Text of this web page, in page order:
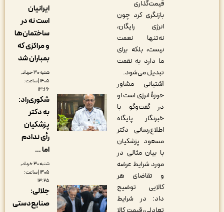
قیمت‌گذاری
بازنگری کرد چون
انرژی رایگان،
نه‌تنها نعمت
نیست، بلکه برای
ما دارد به نقمت
تبدیل می‌شود.
آشتیانی مشاور
حوزۀ انرژی است او
در گفت‌وگو با
خبرنگار پایگاه
اطلاع‌رسانی دکتر
مسعود پزشکیان
با بیان مثالی در
مورد شرایط عرضه
و تقاضای هر
کالایی توضیح
داد: در شرایط
است نه در
ساختمان‌ها
و مراکزی که
بمباران شد
شنبه ۳۰ خرداد,
۱۴۰۵ | ساعت:
شکوری‌راد:
به دکتر
پزشکیان
رأی ندادم
شنبه ۳۰ خرداد,
۱۴۰۵ | ساعت:
جلالی:
صنایع‌دستی